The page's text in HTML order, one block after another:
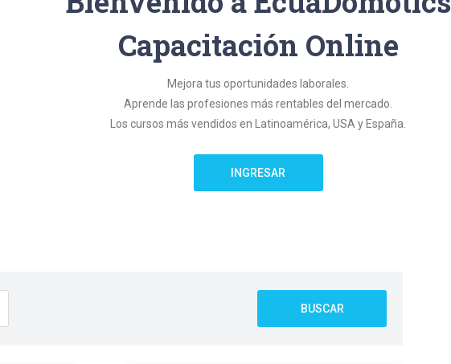
Capacitación Online
Mejora tus oportunidades laborales.
Aprende las profesiones más rentables del mercado.
Los cursos más vendidos en Latinoamérica, USA y España.
INGRESAR
BUSCAR